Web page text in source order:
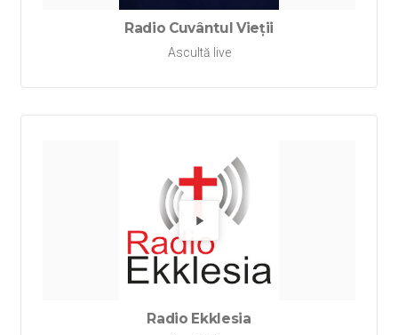
Radio Cuvântul Vieții
Ascultă live
Redă
Radio Ekklesia